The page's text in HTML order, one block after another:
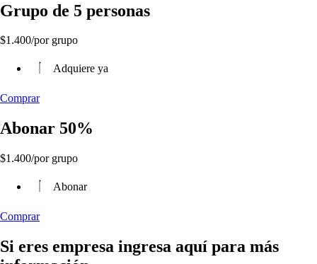
Grupo de 5 personas
$1.400/por grupo
Adquiere ya
Comprar
Abonar 50%
$1.400/por grupo
Abonar
Comprar
Si eres empresa ingresa aquí para más